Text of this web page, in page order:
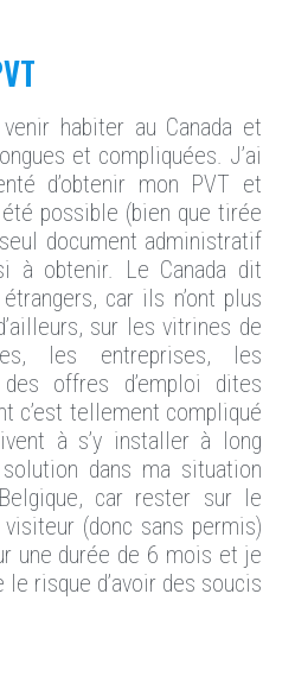
habiter au Canada et
et compliquées. J’ai
d’obtenir mon PVT et
possible (bien que tirée
document administratif
à obtenir. Le Canada dit
car ils n’ont plus
sur les vitrines de
les entreprises, les
offres d’emploi dites
c’est tellement compliqué
à s’y installer à long
dans ma situation
car rester sur le
(donc sans permis)
une durée de 6 mois et je
le risque d’avoir des soucis